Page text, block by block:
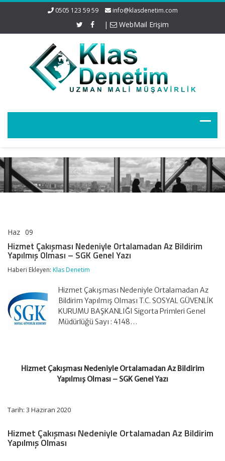
0505 123 59 59 info@klasdenetim.com
| WebMail Erişim
Haz 09
Nedeniyle
Ortalamadan
Bildirim
Olması
–
SGK
Genel
Yazı
Hizmet Çakışması Nedeniyle Ortalamadan Az Bildirim
Yapılmış Olması – SGK Genel Yazı
Haberi Ekleyen: Klas Denetim
Hizmet Çakışması Nedeniyle Ortalamadan Az
Bildirim Yapılmış Olması T.C. SOSYAL GÜVENLİK
KURUMU BAŞKANLIĞI Sigorta Primleri Genel
Müdürlüğü Sayı : 4148…
Hizmet Çakışması Nedeniyle Ortalamadan Az Bildirim
Yapılmış Olması – SGK Genel Yazı
Tarih: 3 Haziran 2020
Hizmet Çakışması Nedeniyle Ortalamadan Az Bildirim
Yapılmış Olması